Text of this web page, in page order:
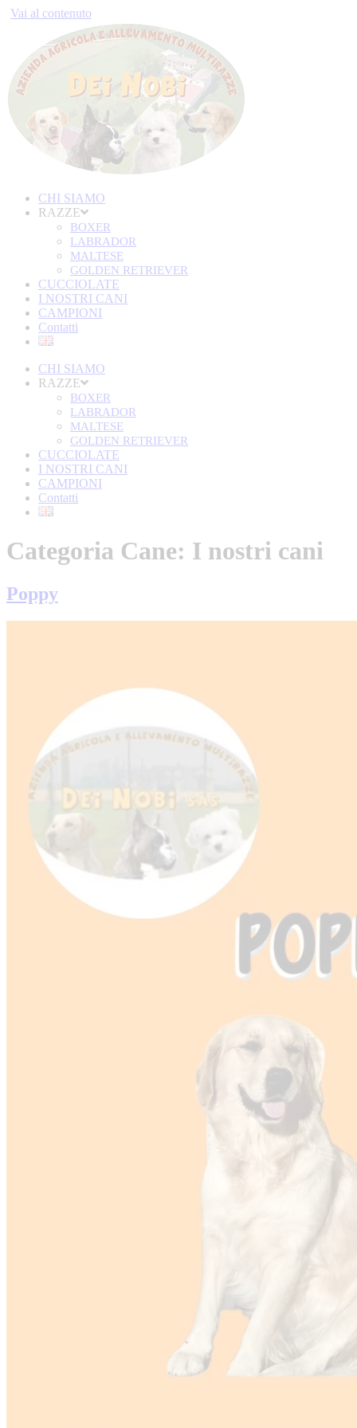
Vai al contenuto
CHI SIAMO
RAZZE
BOXER
LABRADOR
MALTESE
GOLDEN RETRIEVER
CUCCIOLATE
I NOSTRI CANI
CAMPIONI
Contatti
CHI SIAMO
RAZZE
BOXER
LABRADOR
MALTESE
GOLDEN RETRIEVER
CUCCIOLATE
I NOSTRI CANI
CAMPIONI
Contatti
Categoria Cane: I nostri cani
Poppy